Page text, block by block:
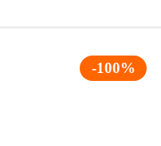
-100%